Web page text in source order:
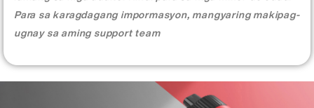
Para sa karagdagang impormasyon, mangyaring makipag-
ugnay sa aming support team